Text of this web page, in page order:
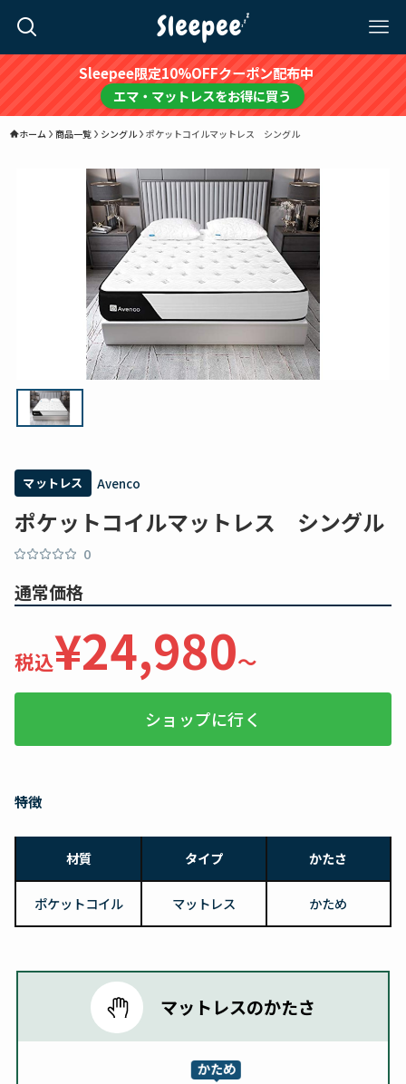
Sleepee限定10%OFFクーポン配布中
エマ・マットレスをお得に買う
ホーム 商品一覧 シングル ポケットコイルマットレス シングル
マットレス Avenco
ポケットコイルマットレス シングル
0
通常価格
税込¥24,980〜
ショップに行く
特徴
材質 タイプ かたさ
ポケットコイル マットレス かため
マットレスのかたさ
かため